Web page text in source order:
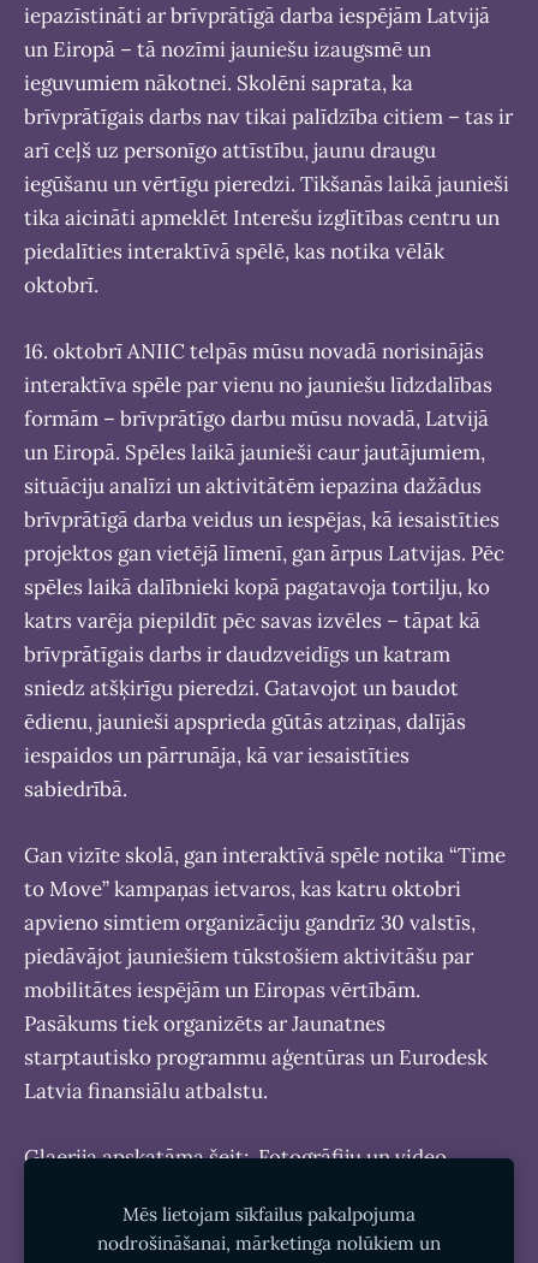
iepazīstināti ar brīvprātīgā darba iespējām Latvijā
un Eiropā – tā nozīmi jauniešu izaugsmē un
ieguvumiem nākotnei. Skolēni saprata, ka
brīvprātīgais darbs nav tikai palīdzība citiem – tas ir
arī ceļš uz personīgo attīstību, jaunu draugu
iegūšanu un vērtīgu pieredzi. Tikšanās laikā jaunieši
tika aicināti apmeklēt Interešu izglītības centru un
piedalīties interaktīvā spēlē, kas notika vēlāk
oktobrī.
16. oktobrī ANIIC telpās mūsu novadā norisinājās
interaktīva spēle par vienu no jauniešu līdzdalības
formām – brīvprātīgo darbu mūsu novadā, Latvijā
un Eiropā. Spēles laikā jaunieši caur jautājumiem,
situāciju analīzi un aktivitātēm iepazina dažādus
brīvprātīgā darba veidus un iespējas, kā iesaistīties
projektos gan vietējā līmenī, gan ārpus Latvijas. Pēc
spēles laikā dalībnieki kopā pagatavoja tortilju, ko
katrs varēja piepildīt pēc savas izvēles – tāpat kā
brīvprātīgais darbs ir daudzveidīgs un katram
sniedz atšķirīgu pieredzi. Gatavojot un baudot
ēdienu, jaunieši apsprieda gūtās atziņas, dalījās
iespaidos un pārrunāja, kā var iesaistīties
sabiedrībā.
Gan vizīte skolā, gan interaktīvā spēle notika “Time
to Move” kampaņas ietvaros, kas katru oktobri
apvieno simtiem organizāciju gandrīz 30 valstīs,
piedāvājot jauniešiem tūkstošiem aktivitāšu par
mobilitātes iespējām un Eiropas vērtībām.
Pasākums tiek organizēts ar Jaunatnes
starptautisko programmu aģentūras un Eurodesk
Latvia finansiālu atbalstu.
Glaerija apskatāma šeit:Fotogrāfiju un video
Mēs lietojam sīkfailus pakalpojuma
nodrošināšanai, mārketinga nolūkiem un